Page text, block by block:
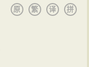
拼
译
繁
原